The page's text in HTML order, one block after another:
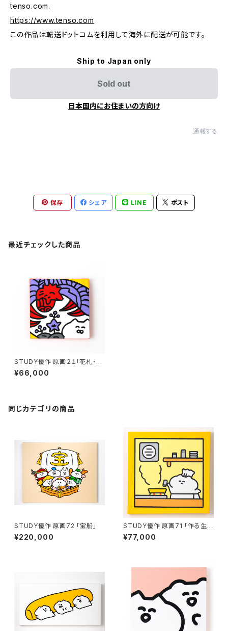
tenso.com.
https://www.tenso.com
この作品は転送ドットコムを利用して海外に配送が可能です。
Ship to Japan only
Sold out
日本国内にお住まいの方向け
通報する
保存 シェア LINE ポスト
最近チェックした商品
STUDY優作 原画２１「花札・桐
に鳳凰」
¥66,000
同じカテゴリの商品
STUDY優作 原画72 「宝船」
¥220,000
STUDY優作 原画71 「作る生
活」
¥77,000